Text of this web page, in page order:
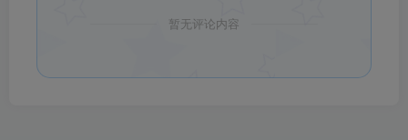
暂无评论内容